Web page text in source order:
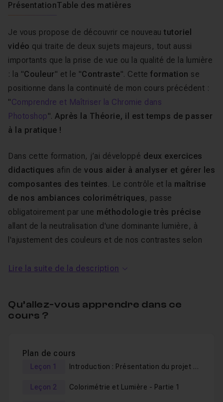
PrésentationTable des matières
Je vous propose de découvrir ce nouveau tutoriel
vidéo qui traite de deux sujets majeurs, tout aussi
importants que la prise de vue ou la qualité de la lumière
: la "Couleur" et le "Contraste". Cette formation se
positionne dans la continuité de mon cours précédent :
"Comprendre et Maîtriser la Chromie dans
Photoshop". Après la Théorie, il est temps de passer
à la pratique !
Dans cette formation, j’ai développé deux exercices
didactiques afin de vous aider à analyser et gérer les
composantes des teintes. Le contrôle et la maîtrise
de nos ambiances colorimétriques, passe
obligatoirement par une méthodologie très précise
allant de la neutralisation d'une dominante lumière, à
l'ajustement des couleurs et de nos contrastes selon
approches dans l'analyse et l'ajustement de mes
Apprenez à donner de la "profondeur" et du "relief"
à vos images grâce à une colorimétrie parfaitement
Au programme de ce tuto
Comprendre et Maîtriser la
Lire la suite de la description
Qu’allez-vous apprendre dans ce
cours ?
Plan de cours
Leçon 1 Introduction : Présentation du projet (Aperçu du rendu final du tuto)
Leçon 2 Colorimétrie et Lumière - Partie 1